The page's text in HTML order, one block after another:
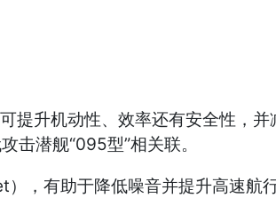
提升机动性、效率还有安全性，
击潜舰“095型”相关联。
，有助于降低噪音并提升高速航行